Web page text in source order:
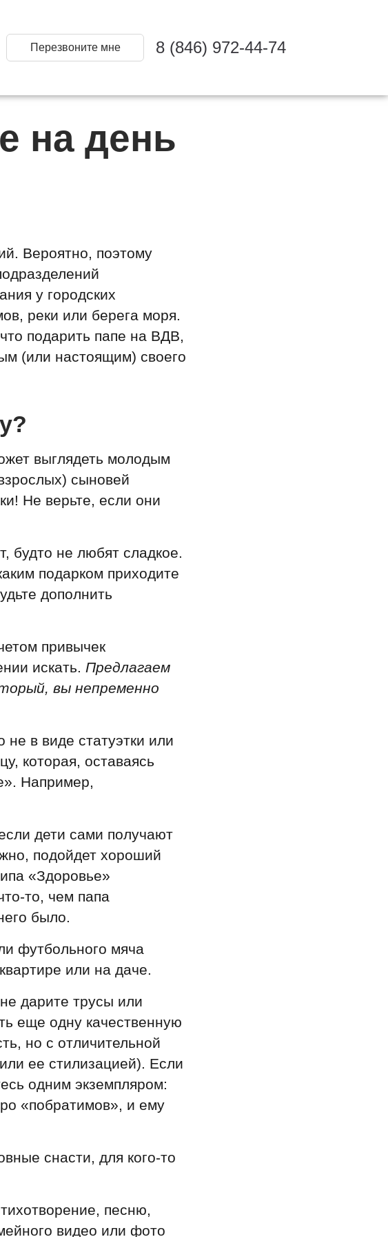
Перезвоните мне 8 (846) 972-44-74
на день
Вероятно, поэтому
у городских
реки или берега моря.
подарить папе на ВДВ,
(или настоящим) своего
выглядеть молодым
сыновей
Не верьте, если они
будто не любят сладкое.
подарком приходите
дополнить
привычек
искать. Предлагаем
вы непременно
в виде статуэтки или
которая, оставаясь
Например,
дети сами получают
подойдет хороший
«Здоровье»
то, чем папа
было.
футбольного мяча
или на даче.
дарите трусы или
еще одну качественную
но с отличительной
ее стилизацией). Если
одним экземпляром:
«побратимов», и ему
снасти, для кого-то
песню,
видео или фото